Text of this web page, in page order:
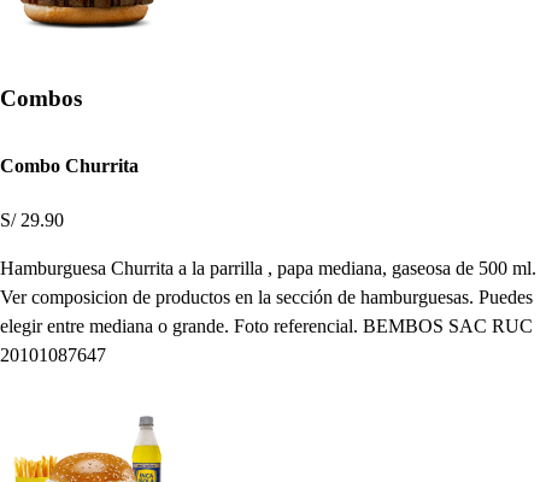
Combos
Combo Churrita
S/ 29.90
Hamburguesa Churrita a la parrilla , papa mediana, gaseosa de 500 ml.
Ver composicion de productos en la sección de hamburguesas. Puedes
elegir entre mediana o grande. Foto referencial. BEMBOS SAC RUC
20101087647